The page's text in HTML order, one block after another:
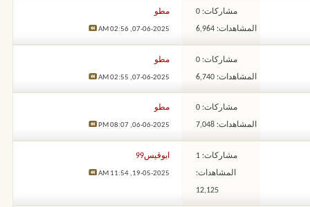
مشاركات: 0
المشاهدات: 6,964
مطو
07-06-2025,
02:56 AM
مشاركات: 0
المشاهدات: 6,740
مطو
07-06-2025,
02:55 AM
مشاركات: 0
المشاهدات: 7,048
مطو
06-06-2025,
08:07 PM
مشاركات: 1
المشاهدات:
12,125
ابوقيس99
19-05-2025,
11:54 AM